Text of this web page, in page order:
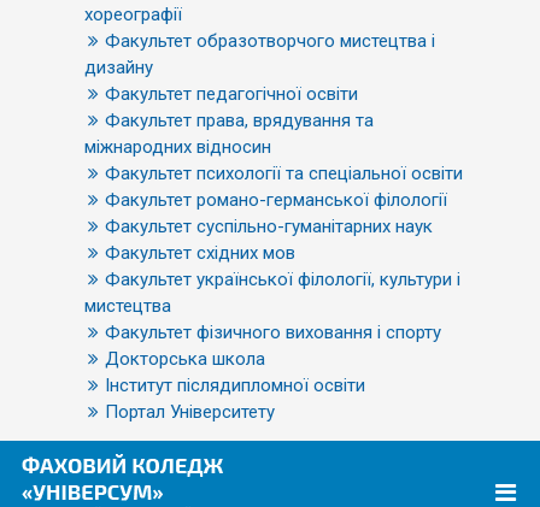
хореографії
Факультет образотворчого мистецтва і
дизайну
Факультет педагогічної освіти
Факультет права, врядування та
міжнародних відносин
Факультет психології та спеціальної освіти
Факультет романо-германської філології
Факультет суспільно-гуманітарних наук
Факультет східних мов
Факультет української філології, культури і
мистецтва
Факультет фізичного виховання і спорту
Докторська школа
Інститут післядипломної освіти
Портал Університету